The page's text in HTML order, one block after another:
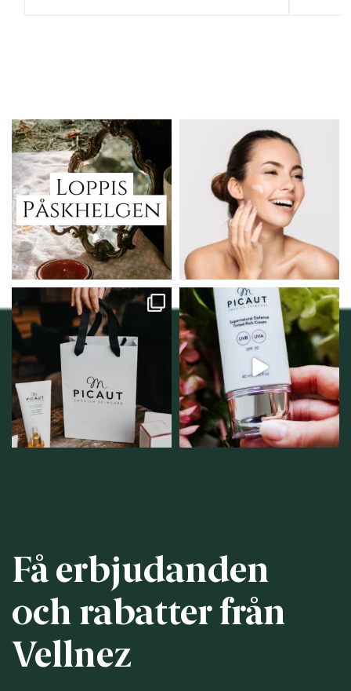
Vi skall ha loppis!
I Vellnez anda;...
6 0
Behandlingserbjudande
februari-mars!
Vi...
0
Vellnez – din
samlingsplats för
personlig handel i
12 0
Njut av solens härliga
strålar men skydda dig...
12 1
Få erbjudanden
och rabatter från
Vellnez